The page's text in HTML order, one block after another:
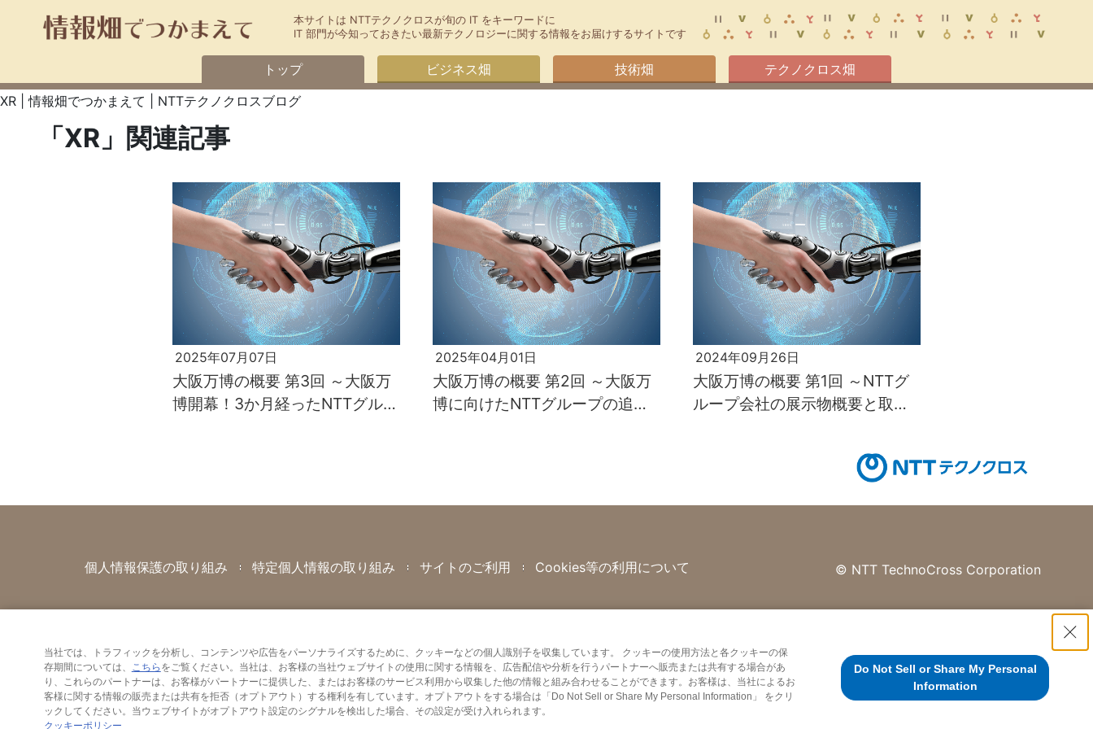
XR | 情報畑でつかまえて | NTTテクノクロスブログ
本サイトは NTTテクノクロスが旬の IT をキーワードに
IT 部門が今知っておきたい最新テクノロジーに関する情報をお届けするサイトです
トップ ビジネス畑 技術畑 テクノクロス畑
「XR」関連記事
2025年07月07日
大阪万博の概要 第3回 ～大阪万
博開幕！3か月経ったNTTグルー
2025年04月01日
大阪万博の概要 第2回 ～大阪万
博に向けたNTTグループの追加
2024年09月26日
大阪万博の概要 第1回 ～NTTグ
ループ会社の展示物概要と取組
個人情報保護の取り組み 特定個人情報の取り組み サイトのご利用 Cookies等の利用について © NTT TechnoCross Corporation
当社では、トラフィックを分析し、コンテンツや広告をパーソナライズするために、クッキーなどの個人識別子を収集しています。 クッキーの使用方法と各クッキーの保
存期間については、
こちら をご覧ください。当社は、お客様の当社ウェブサイトの使用に関する情報を、広告配信や分析を行うパートナーへ販売または共有する場合があ
り、これらのパートナーは、お客様がパートナーに提供した、またはお客様のサービス利用から収集した他の情報と組み合わせることができます。お客様は、当社によるお
客様に関する情報の販売または共有を拒否（オプトアウト）する権利を有しています。オプトアウトをする場合は「Do Not Sell or Share My Personal Information」 をクリ
クッキーポリシー
Do Not Sell or Share My Personal
Information